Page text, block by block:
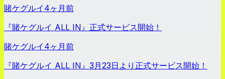
賭ケグルイ 4ヶ月前
『賭ケグルイ ALL IN』正式サービス開始！
賭ケグルイ 4ヶ月前
『賭ケグルイ ALL IN』3月23日より正式サービス開始！